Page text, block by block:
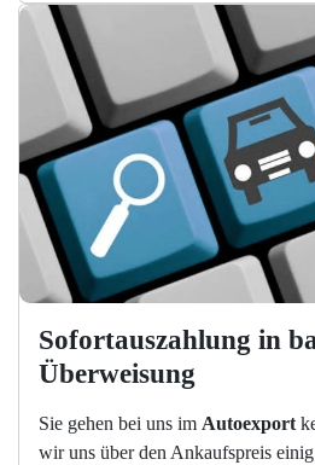
Sofortauszahlung in
Überweisung
Sie gehen bei uns im Autoexport
wir uns über den Ankaufspreis